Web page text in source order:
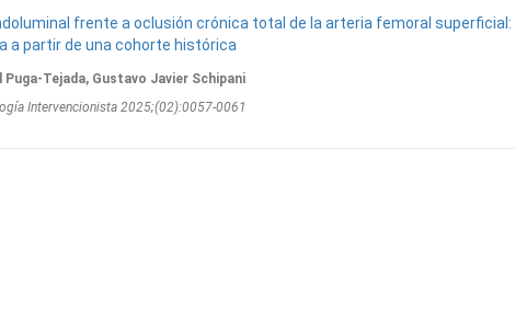
frente a oclusión crónica total de la arteria femoral superficial:
a partir de una cohorte histórica
Puga-Tejada, Gustavo Javier Schipani
Intervencionista 2025;(02):0057-0061